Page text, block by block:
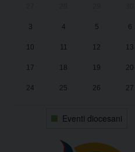
3 4 5 6
10 11 12 13
17 18 19 20
24 25 26 27
Eventi diocesani